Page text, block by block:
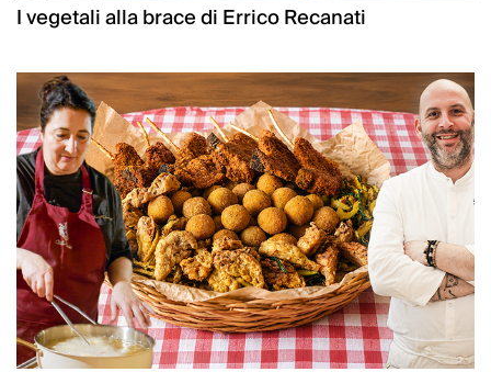
I vegetali alla brace di Errico Recanati